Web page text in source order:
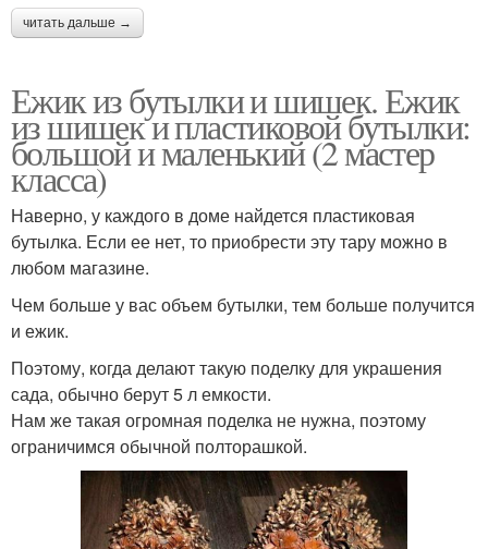
читать дальше →
Ежик из бутылки и шишек. Ежик
из шишек и пластиковой бутылки:
большой и маленький (2 мастер
класса)
Наверно, у каждого в доме найдется пластиковая
бутылка. Если ее нет, то приобрести эту тару можно в
любом магазине.
Чем больше у вас объем бутылки, тем больше получится
и ежик.
Поэтому, когда делают такую поделку для украшения
сада, обычно берут 5 л емкости.
Нам же такая огромная поделка не нужна, поэтому
ограничимся обычной полторашкой.